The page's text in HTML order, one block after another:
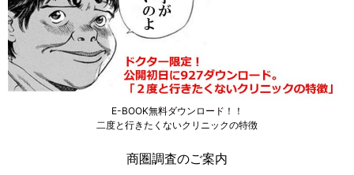
E-BOOK無料ダウンロード！！
二度と行きたくないクリニックの特徴
商圏調査のご案内